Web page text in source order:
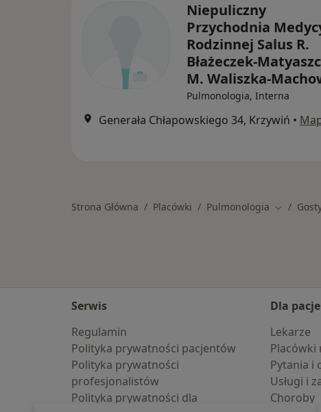
Niepuliczny
Przychodnia
Rodzinnej Salus R.
Błażeczek-
M. Waliszka-
Pulmonologia, Interna
Generała Chłapowskiego 34, Krzywiń •
Strona Główna Placówki Pulmonologia Zmień
Serwis
Regulamin
Polityka prywatności pacjentów
Polityka prywatności
profesjonalistów
Polityka prywatności dla
Dla
Lekarze
Placówki
Pytania i
Usługi i
Choroby